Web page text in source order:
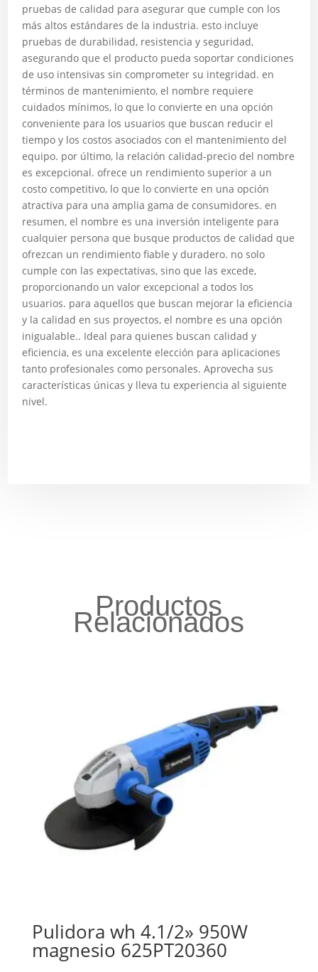
pruebas de calidad para asegurar que cumple con los
más altos estándares de la industria. esto incluye
pruebas de durabilidad, resistencia y seguridad,
asegurando que el producto pueda soportar condiciones
de uso intensivas sin comprometer su integridad. en
términos de mantenimiento, el nombre requiere
cuidados mínimos, lo que lo convierte en una opción
conveniente para los usuarios que buscan reducir el
tiempo y los costos asociados con el mantenimiento del
equipo. por último, la relación calidad-precio del nombre
es excepcional. ofrece un rendimiento superior a un
costo competitivo, lo que lo convierte en una opción
atractiva para una amplia gama de consumidores. en
resumen, el nombre es una inversión inteligente para
cualquier persona que busque productos de calidad que
ofrezcan un rendimiento fiable y duradero. no solo
cumple con las expectativas, sino que las excede,
proporcionando un valor excepcional a todos los
usuarios. para aquellos que buscan mejorar la eficiencia
y la calidad en sus proyectos, el nombre es una opción
inigualable.. Ideal para quienes buscan calidad y
eficiencia, es una excelente elección para aplicaciones
tanto profesionales como personales. Aprovecha sus
características únicas y lleva tu experiencia al siguiente
nivel.
Productos
Relacionados
Pulidora wh 4.1/2» 950W
magnesio 625PT20360